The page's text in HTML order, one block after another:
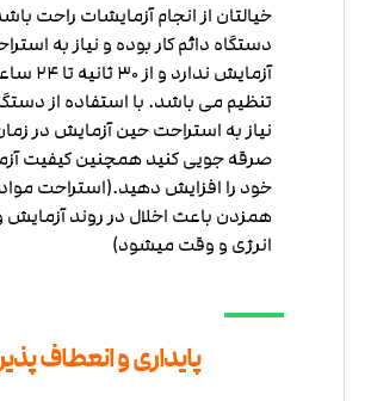
خیالتان از انجام آزمایشات راحت
دستگاه دائم کار بوده و نیاز به
آزمایش
تنظیم می باشد. با استفاده از
نیاز به استراحت حین آزمایش در
صرقه جویی کنید همچنین کیفیت
خود را افزایش دهید.(استراحت
همزدن باعث اخلال در روند آزمایش
انرژی و وقت میشود)
پایداری و انعطاف